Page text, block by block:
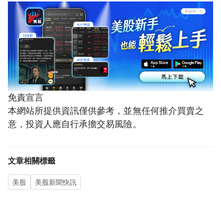
免責宣言
本網站所提供資訊僅供參考，並無任何推介買賣之
意，投資人應自行承擔交易風險。
文章相關標籤
美股 美股新聞快訊